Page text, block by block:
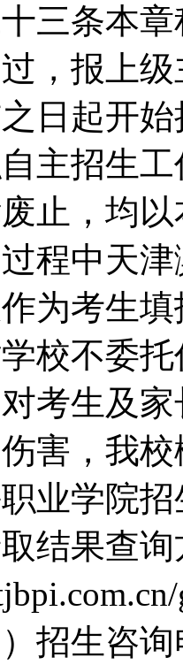
三条本
，报上
日起开
主招生
止，均
程中天
为考生
校不委
考生及
害，我
业学院
结果查
招生咨询